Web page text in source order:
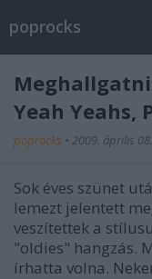
poprocks
Yeah Yeahs,
poprocks • 2009. április 08.
Sok éves szünet
lemezt jelentett
veszítettek a
"oldies" hangzás.
írhatta volna.